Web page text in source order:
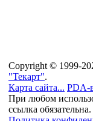
Copyright © 1999-
"Текарт".
Карта сайта... PDA-
При любом
ссылка обязательна.